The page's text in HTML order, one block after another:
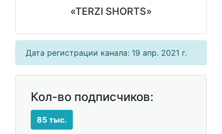
«TERZI SHORTS»
Дата регистрации канала: 19 апр. 2021 г.
Кол-во подписчиков:
85 тыс.